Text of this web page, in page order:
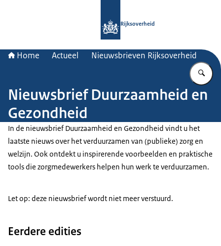
Rijksoverheid
Home Actueel Nieuwsbrieven Rijksoverheid
Nieuwsbrief Duurzaamheid en
Gezondheid
In de nieuwsbrief Duurzaamheid en Gezondheid vindt u het
laatste nieuws over het verduurzamen van (publieke) zorg en
welzijn. Ook ontdekt u inspirerende voorbeelden en praktische
tools die zorgmedewerkers helpen hun werk te verduurzamen.
Let op: deze nieuwsbrief wordt niet meer verstuurd.
Eerdere edities